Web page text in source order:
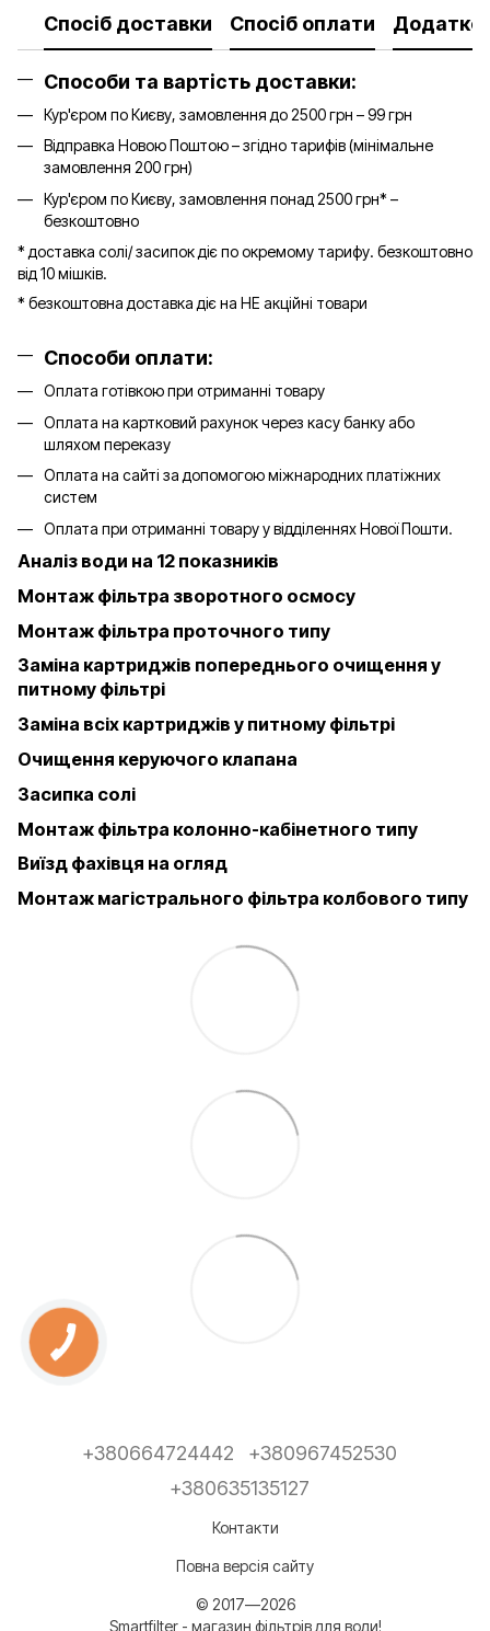
Спосіб доставки Спосіб оплати
Способи та вартість доставки:
Кур'єром по Києву, замовлення до 2500 грн – 99 грн
Відправка Новою Поштою – згідно тарифів (мінімальне
замовлення 200 грн)
Кур'єром по Києву, замовлення понад 2500 грн* –
безкоштовно
* доставка солі/ засипок діє по окремому тарифу. безкоштовно
від 10 мішків.
* безкоштовна доставка діє на НЕ акційні товари
Способи оплати:
Оплата готівкою при отриманні товару
Оплата на картковий рахунок через касу банку або
шляхом переказу
Оплата на сайті за допомогою міжнародних платіжних
систем
Оплата при отриманні товару у відділеннях Нової Пошти.
Аналіз води на 12 показників
Монтаж фільтра зворотного осмосу
Монтаж фільтра проточного типу
Заміна картриджів попереднього очищення у
питному фільтрі
Заміна всіх картриджів у питному фільтрі
Очищення керуючого клапана
Засипка солі
Монтаж фільтра колонно-кабінетного типу
Виїзд фахівця на огляд
Монтаж магістрального фільтра колбового типу
+380664724442
+380967452530
+380635135127
Контакти
Повна версія сайту
© 2017—2026
Smartfilter - магазин фільтрів для води!